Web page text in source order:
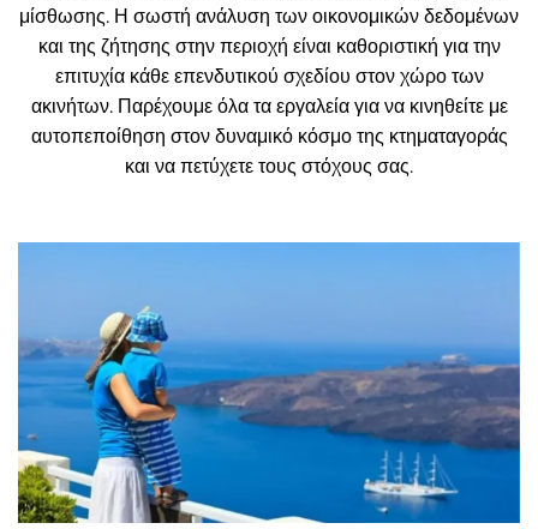
μίσθωσης. Η σωστή ανάλυση των οικονομικών δεδομένων
και της ζήτησης στην περιοχή είναι καθοριστική για την
επιτυχία κάθε επενδυτικού σχεδίου στον χώρο των
ακινήτων. Παρέχουμε όλα τα εργαλεία για να κινηθείτε με
αυτοπεποίθηση στον δυναμικό κόσμο της κτηματαγοράς
και να πετύχετε τους στόχους σας.